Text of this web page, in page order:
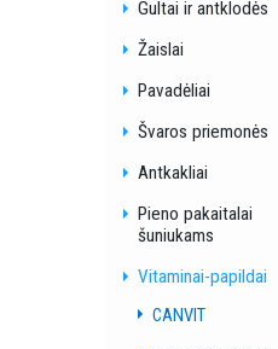
Gultai ir antklodės
Žaislai
Pavadėliai
Švaros priemonės
Antkakliai
Pieno pakaitalai
šuniukams
Vitaminai-papildai
CANVIT